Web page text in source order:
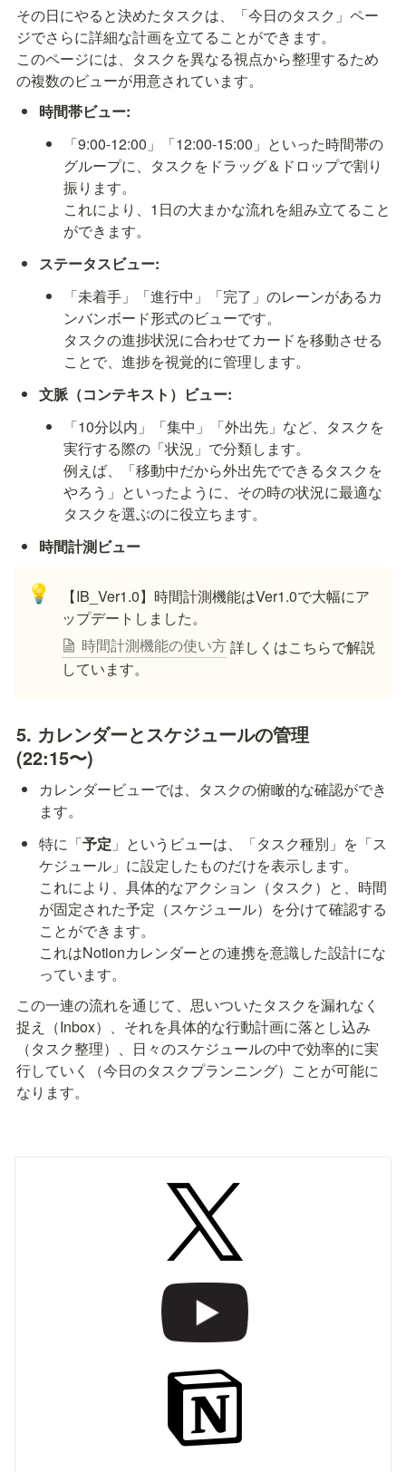
その日にやると決めたタスクは、「今日のタスク」ペー
ジでさらに詳細な計画を立てることができます。
このページには、タスクを異なる視点から整理するため
の複数のビューが用意されています。
時間帯ビュー:
「9:00-12:00」「12:00-15:00」といった時間帯の
グループに、タスクをドラッグ＆ドロップで割り
振ります。
これにより、1日の大まかな流れを組み立てること
ができます。
ステータスビュー:
「未着手」「進行中」「完了」のレーンがあるカ
ンバンボード形式のビューです。
タスクの進捗状況に合わせてカードを移動させる
ことで、進捗を視覚的に管理します。
文脈（コンテキスト）ビュー:
「10分以内」「集中」「外出先」など、タスクを
実行する際の「状況」で分類します。
例えば、「移動中だから外出先でできるタスクを
やろう」といったように、その時の状況に最適な
タスクを選ぶのに役立ちます。
時間計測ビュー
💡
【IB_Ver1.0】時間計測機能はVer1.0で大幅にア
ップデートしました。
時間計測機能の使い方 詳しくはこちらで解説
しています。
5. カレンダーとスケジュールの管理
(22:15〜)
カレンダービューでは、タスクの俯瞰的な確認ができ
ます。
特に「予定 」というビューは、「タスク種別」を「ス
ケジュール」に設定したものだけを表示します。
これにより、具体的なアクション（タスク）と、時間
が固定された予定（スケジュール）を分けて確認する
ことができます。
これはNotionカレンダーとの連携を意識した設計にな
っています。
この一連の流れを通じて、思いついたタスクを漏れなく
捉え（Inbox）、それを具体的な行動計画に落とし込み
（タスク整理）、日々のスケジュールの中で効率的に実
行していく（今日のタスクプランニング）ことが可能に
なります。